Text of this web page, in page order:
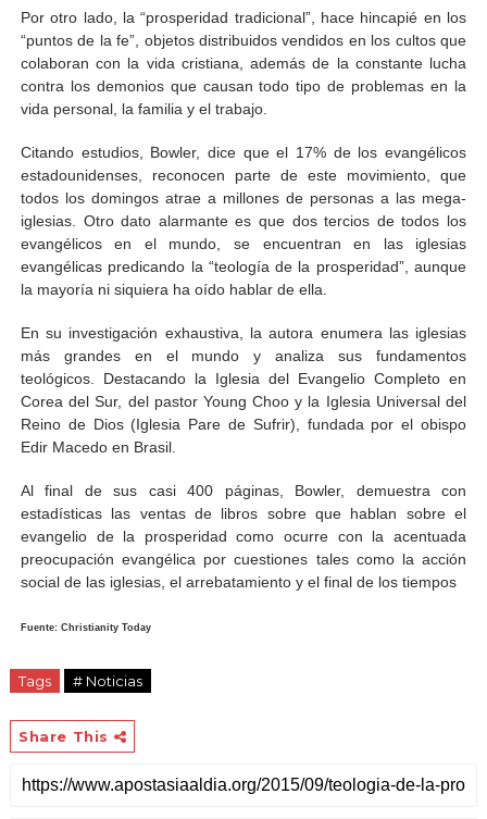
Por otro lado, la “prosperidad tradicional”, hace hincapié en los
“puntos de la fe”, objetos distribuidos vendidos en los cultos que
colaboran con la vida cristiana, además de la constante lucha
contra los demonios que causan todo tipo de problemas en la
vida personal, la familia y el trabajo.
Citando estudios, Bowler, dice que el 17% de los evangélicos
estadounidenses, reconocen parte de este movimiento, que
todos los domingos atrae a millones de personas a las mega-
iglesias. Otro dato alarmante es que dos tercios de todos los
evangélicos en el mundo, se encuentran en las iglesias
evangélicas predicando la “teología de la prosperidad”, aunque
la mayoría ni siquiera ha oído hablar de ella.
En su investigación exhaustiva, la autora enumera las iglesias
más grandes en el mundo y analiza sus fundamentos
teológicos. Destacando la Iglesia del Evangelio Completo en
Corea del Sur, del pastor Young Choo y la Iglesia Universal del
Reino de Dios (Iglesia Pare de Sufrir), fundada por el obispo
Edir Macedo en Brasil.
Al final de sus casi 400 páginas, Bowler, demuestra con
estadísticas las ventas de libros sobre que hablan sobre el
evangelio de la prosperidad como ocurre con la acentuada
preocupación evangélica por cuestiones tales como la acción
social de las iglesias, el arrebatamiento y el final de los tiempos
Fuente: Christianity Today
Tags # Noticias
Share This